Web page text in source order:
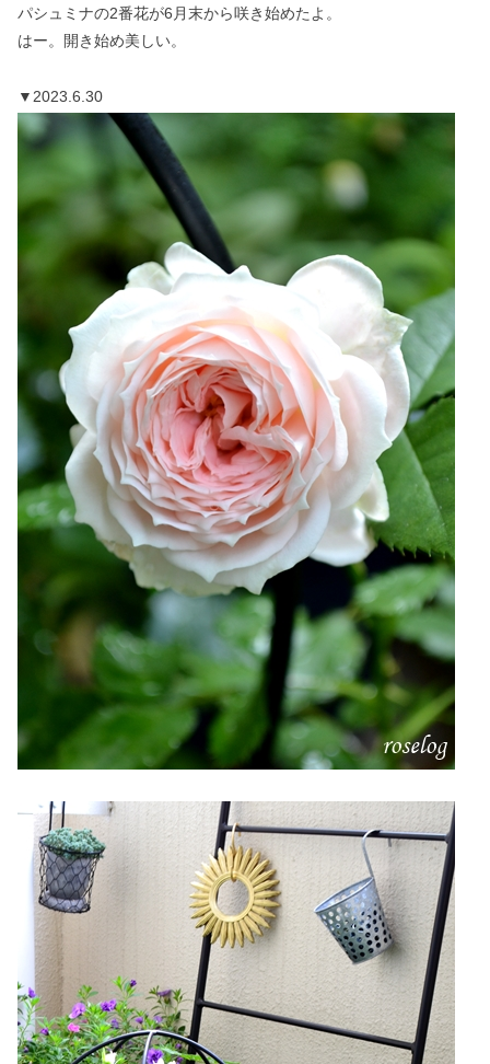
パシュミナの2番花が6月末から咲き始めたよ。
はー。開き始め美しい。
▼2023.6.30